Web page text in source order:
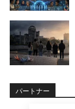
パートナー